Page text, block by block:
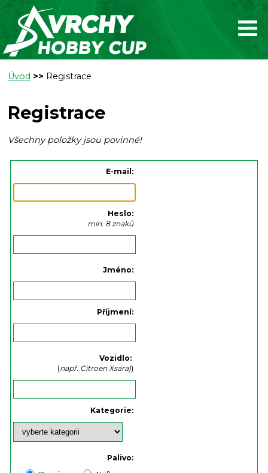
Úvod >> Registrace
Registrace
Všechny položky jsou povinné!
E-mail:
Heslo:
min. 8 znaků
Jméno:
Příjmení:
Vozidlo:
(např. Citroen Xsara))
Kategorie:
Palivo: